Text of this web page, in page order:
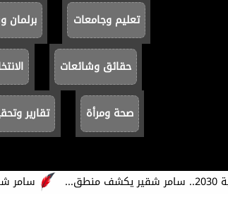
سامر شقير: عام 2026 بين تقييمات SpaceX «غير المنطقية» وفرص رؤية 2030...
تعليم وجامعات برلمان
حقائق وشائعات
صحة ومرأة تقارير